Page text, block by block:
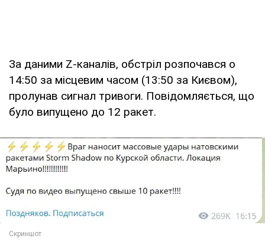
За даними Z-каналів, обстріл розпочався о
14:50 за місцевим часом (13:50 за Києвом),
пролунав сигнал тривоги. Повідомляється, що
було випущено до 12 ракет.